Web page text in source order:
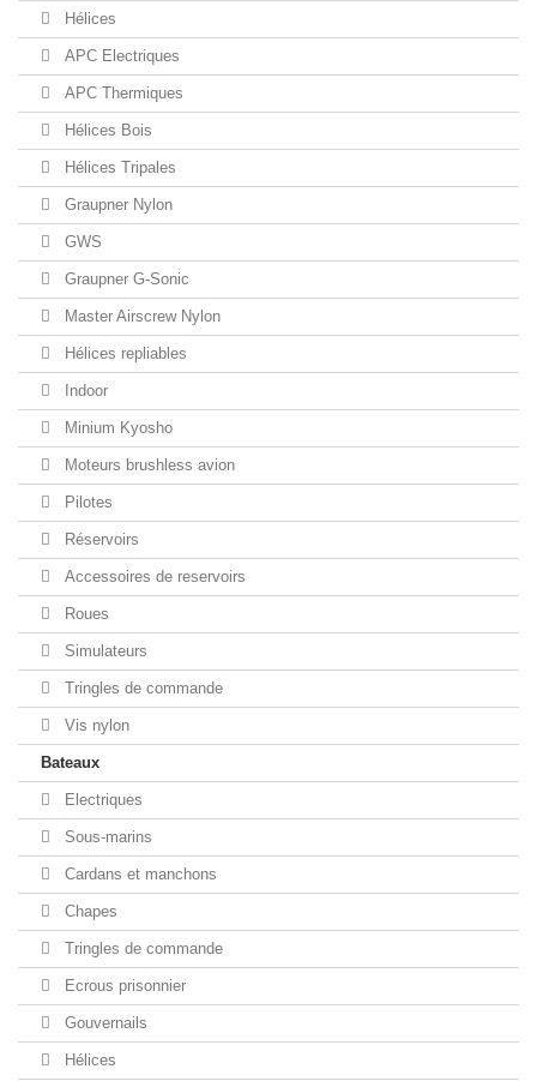
Hélices
APC Electriques
APC Thermiques
Hélices Bois
Hélices Tripales
Graupner Nylon
GWS
Graupner G-Sonic
Master Airscrew Nylon
Hélices repliables
Indoor
Minium Kyosho
Moteurs brushless avion
Pilotes
Réservoirs
Accessoires de reservoirs
Roues
Simulateurs
Tringles de commande
Vis nylon
Bateaux
Electriques
Sous-marins
Cardans et manchons
Chapes
Tringles de commande
Ecrous prisonnier
Gouvernails
Hélices